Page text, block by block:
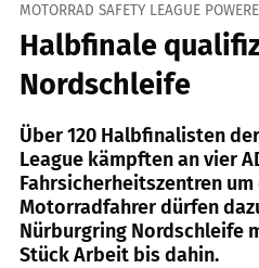
MOTORRAD SAFETY LEAGUE
Halbfinale
Nordschleife
Über 120 Halbfinalisten der
League kämpften an vier
Fahrsicherheitszentren um
Motorradfahrer dürfen
Nürburgring Nordschleife
Stück Arbeit bis dahin.